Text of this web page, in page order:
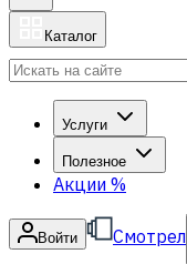
Каталог
Услуги
Полезное
Акции %
Войти Смотрел